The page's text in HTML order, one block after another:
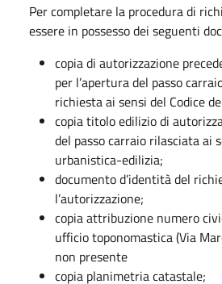
Per completare la procedura di
essere in possesso dei seguenti
copia di autorizzazione
per l’apertura del passo
richiesta ai sensi del Codice
copia titolo edilizio di
del passo carraio rilasciata ai
urbanistica-edilizia;
documento d’identità del
l’autorizzazione;
copia attribuzione numero
ufficio toponomastica (Via
non presente
copia planimetria catastale;